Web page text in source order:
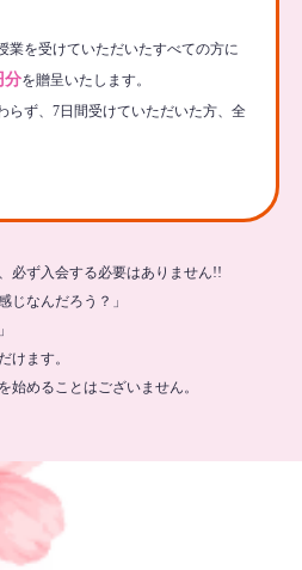
業を受けていただいたすべての方に
分を贈呈いたします。
らず、7日間受けていただいた方、全
必ず入会する必要はありません!!
じなんだろう？」
けます。
めることはございません。